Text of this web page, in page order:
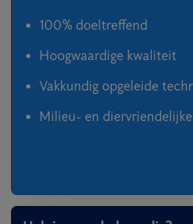
100% doeltreffend
Hoogwaardige kwaliteit
Vakkundig opgeleide
Milieu- en